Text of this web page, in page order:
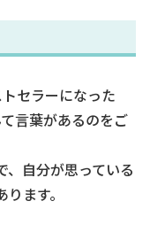
セラーになった
言葉があるのをご
、自分が思っている
ます。